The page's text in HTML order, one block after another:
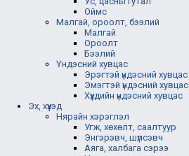
Оймс
Малгай, ороолт, бээлий
Малгай
Ороолт
Бээлий
Үндэсний хувцас
Эрэгтэй үндэсний хувцас
Эмэгтэй үндэсний хувцас
Хүүхдийн үндэсний хувцас
Эх, хүүхэд
Нярайн хэрэглэл
Угж, хөхөлт, саалтуур
Энгэрэвч, шүлсэвч
Аяга, халбага сэрээ